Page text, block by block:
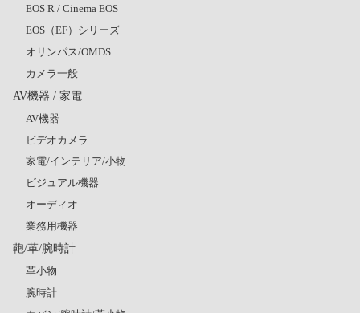
EOS R / Cinema EOS
EOS（EF）シリーズ
オリンパス/OMDS
カメラ一般
AV機器 / 家電
AV機器
ビデオカメラ
家電/インテリア/小物
ビジュアル機器
オーディオ
業務用機器
鞄/革/腕時計
革小物
腕時計